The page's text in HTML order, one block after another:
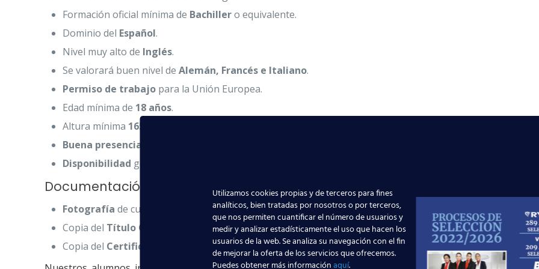
Formación oficial mínima de Bachillero equivalente.
Dominio del Español.
Nivel muy alto de Inglés.
Se valorará buen nivel deAlemán, Francés e Italiano.
Permiso de trabajo para la Unión Europea.
Edad mínima de 18 años.
Altura mínima 165 cm
Buena presencia
Disponibilidad geográfica.
Documentación necesaria para optar a esta oportunidad de trabajo en
Fotografía de cuerpo entero;
Copia del Título Oficial TCP
Copia del Certificado Médico CC.
Utilizamos cookies propias y de terceros para fines
analíticos, bien tratadas por nosotros o por terceros,
que nos permiten cuantificar el número de usuarios y
medir y analizar estadísticamente el uso que hacen los
usuarios de la web. Se analiza su navegación con el fin
de mejorar la oferta de los servicios que ofrecemos.
Puedes obtener más informaciónaquí.